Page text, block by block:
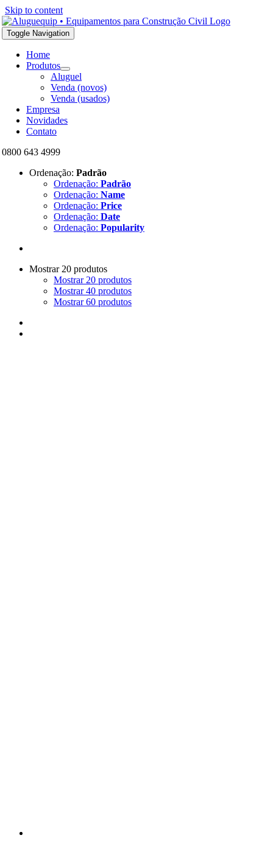
Skip to content
Toggle Navigation
Home
Produtos
Aluguel
Venda (novos)
Venda (usados)
Empresa
Novidades
Contato
0800 643 4999
Ordenação: Padrão
Ordenação: Padrão
Ordenação: Name
Ordenação: Price
Ordenação: Date
Ordenação: Popularity
Mostrar 20 produtos
Mostrar 20 produtos
Mostrar 40 produtos
Mostrar 60 produtos